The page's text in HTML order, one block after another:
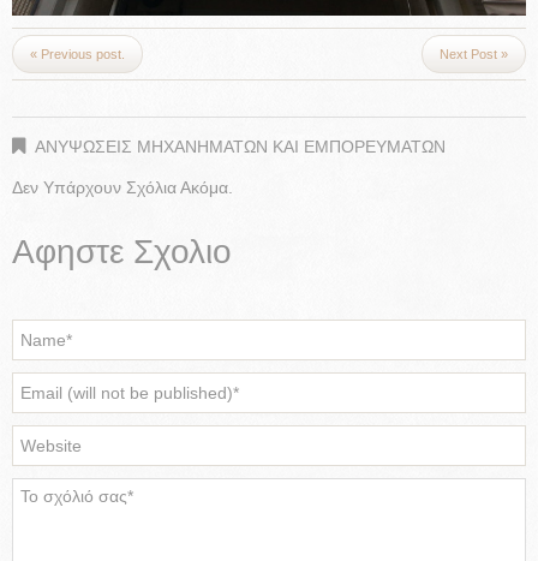
« Previous post. Next Post »
ΑΝΥΨΩΣΕΙΣ ΜΗΧΑΝΗΜΑΤΩΝ ΚΑΙ ΕΜΠΟΡΕΥΜΑΤΩΝ
Δεν Υπάρχουν Σχόλια Ακόμα.
Αφηστε Σχολιο